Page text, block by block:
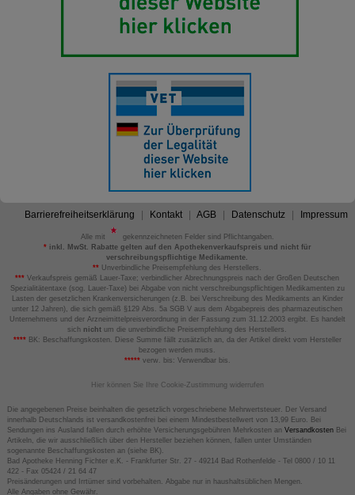
Barrierefreiheitserklärung Kontakt AGB Datenschutz Impressum
Alle mit
gekennzeichneten Felder sind Pflichtangaben.
*inkl. MwSt. Rabatte gelten auf den Apothekenverkaufspreis und nicht für
verschreibungspflichtige Medikamente.
** Unverbindliche Preisempfehlung des Herstellers.
*** Verkaufspreis gemäß Lauer-Taxe; verbindlicher Abrechnungspreis nach der Großen Deutschen
Spezialitätentaxe (sog. Lauer-Taxe) bei Abgabe von nicht verschreibungspflichtigen Medikamenten zu
Lasten der gesetzlichen Krankenversicherungen (z.B. bei Verschreibung des Medikaments an Kinder
unter 12 Jahren), die sich gemäß §129 Abs. 5a SGB V aus dem Abgabepreis des pharmazeutischen
Unternehmens und der Arzneimittelpreisverordnung in der Fassung zum 31.12.2003 ergibt. Es handelt
sich nicht um die unverbindliche Preisempfehlung des Herstellers.
****BK: Beschaffungskosten. Diese Summe fällt zusätzlich an, da der Artikel direkt vom Hersteller
bezogen werden muss.
*****verw. bis: Verwendbar bis.
Hier können Sie Ihre Cookie-Zustimmung widerrufen
Die angegebenen Preise beinhalten die gesetzlich vorgeschriebene Mehrwertsteuer. Der Versand
innerhalb Deutschlands ist versandkostenfrei bei einem Mindestbestellwert von 13,99 Euro. Bei
Sendungen ins Ausland fallen durch erhöhte Versicherungsgebühren Mehrkosten an VersandkostenBei
Artikeln, die wir ausschließlich über den Hersteller beziehen können, fallen unter Umständen
sogenannte Beschaffungskosten an (siehe BK).
Bad Apotheke Henning Fichter e.K. - Frankfurter Str. 27 - 49214 Bad Rothenfelde - Tel 0800 / 10 11
422 - Fax 05424 / 21 64 47
Preisänderungen und Irrtümer sind vorbehalten. Abgabe nur in haushaltsüblichen Mengen.
Alle Angaben ohne Gewähr.